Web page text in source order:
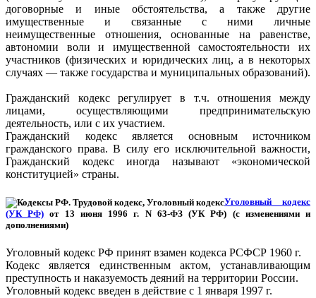
договорные и иные обстоятельства, а также другие
имущественные и связанные с ними личные
неимущественные отношения, основанные на равенстве,
автономии воли и имущественной самостоятельности их
участников (физических и юридических лиц, а в некоторых
случаях — также государства и муниципальных образований).
Гражданский кодекс регулирует в т.ч. отношения между
лицами, осуществляющими предпринимательскую
деятельность, или с их участием.
Гражданский кодекс является основным источником
гражданского права. В силу его исключительной важности,
Гражданский кодекс иногда называют «экономической
конституцией» страны.
Уголовный кодекс
(УК РФ) от 13 июня 1996 г. N 63-ФЗ (УК РФ) (с изменениями и
дополнениями)
Уголовный кодекс РФ принят взамен кодекса РСФСР 1960 г.
Кодекс является единственным актом, устанавливающим
преступность и наказуемость деяний на территории России.
Уголовный кодекс введен в действие с 1 января 1997 г.